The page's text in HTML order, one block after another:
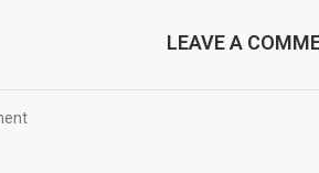
LEAVE A